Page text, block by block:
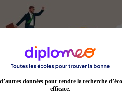
données pour rendre la recherche
efficace.